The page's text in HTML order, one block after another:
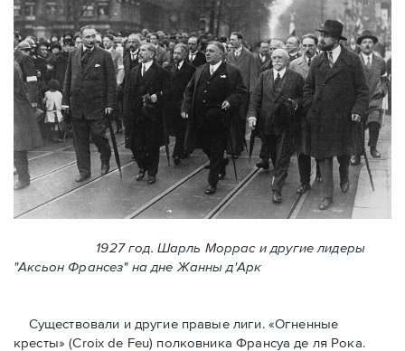
1927 год. Шарль Моррас и другие лидеры
"Аксьон Франсез" на дне Жанны д'Арк
Существовали и другие правые лиги. «Огненные
кресты» (Croix de Feu) полковника Франсуа де ля Рока.